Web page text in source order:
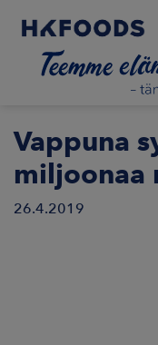
ETUSIVU
Vappuna
miljoonaa
26.4.2019